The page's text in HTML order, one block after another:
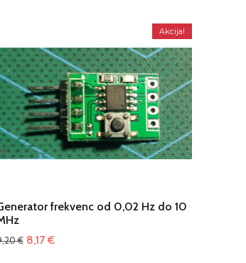
Akcija!
frekvenc od 0,02 Hz do 10
€ Izvirna
8,17€Trenutna